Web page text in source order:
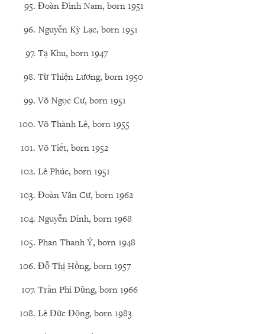
Đoàn Đình Nam, born 1951
Nguyễn Kỳ Lạc, born 1951
Tạ Khu, born 1947
Từ Thiện Lương, born 1950
Võ Ngọc Cư, born 1951
Võ Thành Lê, born 1955
Võ Tiết, born 1952
Lê Phúc, born 1951
Đoàn Văn Cư, born 1962
Nguyễn Dinh, born 1968
Phan Thanh Ý, born 1948
Đỗ Thị Hồng, born 1957
Trần Phi Dũng, born 1966
Lê Đức Động, born 1983